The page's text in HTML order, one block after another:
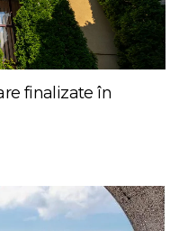
finalizate în